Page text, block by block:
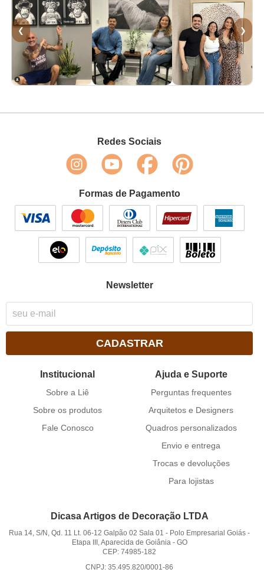
❮ ❯
Redes Sociais
Formas de Pagamento
Newsletter
CADASTRAR
Institucional
Sobre a Liê
Sobre os produtos
Fale Conosco
Ajuda e Suporte
Perguntas frequentes
Arquitetos e Designers
Quadros personalizados
Envio e entrega
Trocas e devoluções
Para lojistas
Dicasa Artigos de Decoração LTDA
Rua 14, S/N, Qd. 11 Lt. 06-12 Galpão 02 Sala 01 - Polo Empresarial Goiás -
Etapa III, Aparecida de Goiânia - GO
CEP: 74985-182
CNPJ: 35.495.820/0001-86